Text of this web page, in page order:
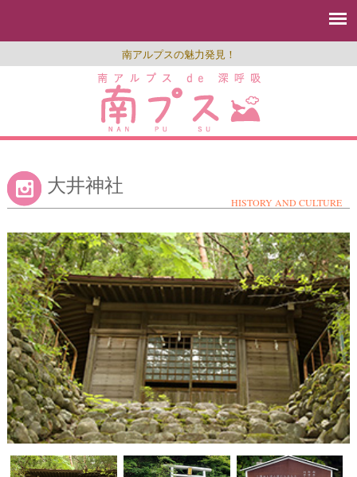
南アルプスの魅力発見！
大井神社
HISTORY AND CULTURE